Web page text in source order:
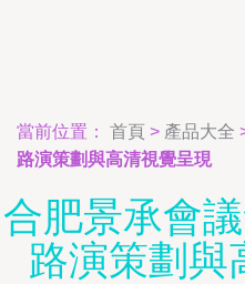
當前位置： 首頁 > 產品大全
路演策劃與高清視覺呈現
合肥景承會
路演策劃與